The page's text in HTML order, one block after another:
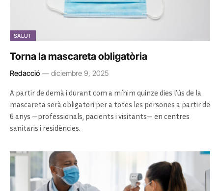
SALUT
Torna la mascareta obligatòria
Redacció diciembre 9, 2025
A partir de demà i durant com a mínim quinze dies l’ús de la
mascareta serà obligatori per a totes les persones a partir de
6 anys —professionals, pacients i visitants— en centres
sanitaris i residències.